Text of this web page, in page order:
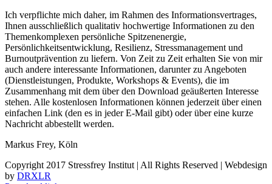
Ich verpflichte mich daher, im Rahmen des Informationsvertrages,
Ihnen ausschließlich qualitativ hochwertige Informationen zu den
Themenkomplexen persönliche Spitzenenergie,
Persönlichkeitsentwicklung, Resilienz, Stressmanagement und
Burnoutprävention zu liefern. Von Zeit zu Zeit erhalten Sie von mir
auch andere interessante Informationen, darunter zu Angeboten
(Dienstleistungen, Produkte, Workshops & Events), die im
Zusammenhang mit dem über den Download geäußerten Interesse
stehen. Alle kostenlosen Informationen können jederzeit über einen
einfachen Link (den es in jeder E-Mail gibt) oder über eine kurze
Nachricht abbestellt werden.
Markus Frey, Köln
Copyright 2017 Stressfrey Institut | All Rights Reserved | Webdesign
by DRXLR